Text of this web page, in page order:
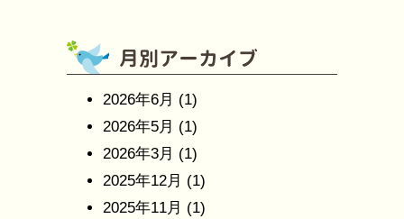
2026年6月 (1)
2026年5月 (1)
2026年3月 (1)
2025年12月 (1)
2025年11月 (1)